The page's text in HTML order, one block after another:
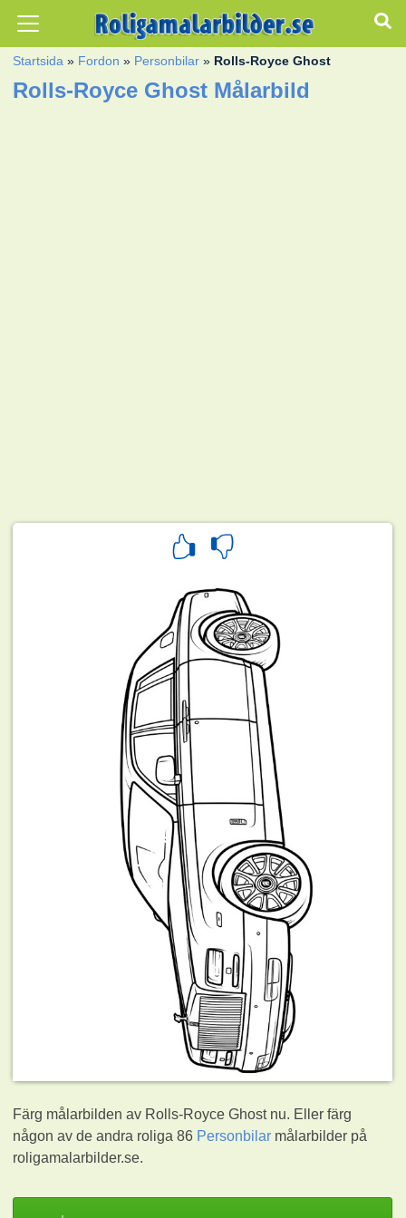
Startsida » Fordon » Personbilar » Rolls-Royce Ghost
Rolls-Royce Ghost Målarbild
Färg målarbilden av Rolls-Royce Ghost nu. Eller färg
någon av de andra roliga 86 Personbilar målarbilder på
roligamalarbilder.se.